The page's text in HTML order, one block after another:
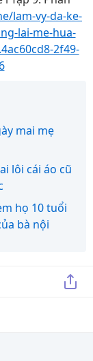
lam-vy-da-ke-
lai-me-hua-
2f49-
mai mẹ
lôi cái áo cũ
họ 10 tuổi
bà nội